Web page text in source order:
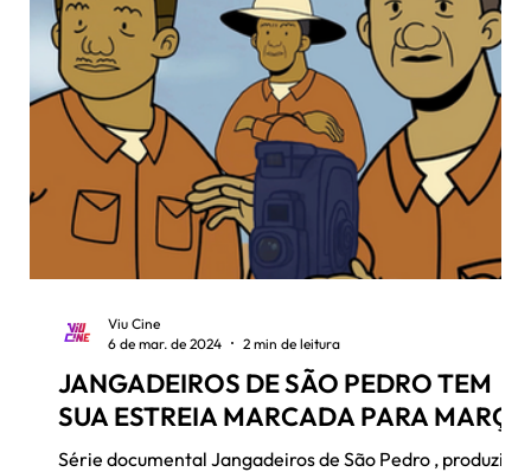
JANGADEIROS DE SÃO PEDRO TEM
SUA ESTREIA MARCADA PARA MARÇO
Série documental Jangadeiros de São Pedro , produzida
Viu Cine
6 de mar. de 2024
2 min de leitura